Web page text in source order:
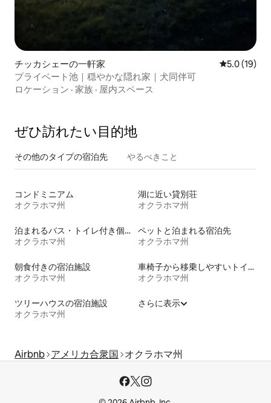
チッカシェーの一軒家 レビュー19
5.0 (19)
プライベート池｜穏やかな隠れ家｜犬同伴可
ロケーション · 家族 · 屋内スペース
ぜひ訪⁠れ⁠た⁠い目⁠的⁠地
その他のタ⁠イ⁠プ⁠の宿⁠泊⁠先 やるべきこと
コンドミニアム
オクラホマ州
湖に近い貸別荘
オクラホマ州
泊まれるバス・トイレ付き個室
オクラホマ州
ペットと泊まれる宿泊先
オクラホマ州
朝食付きの宿泊施設
オクラホマ州
車椅子から移乗しやすいトイレ付きの宿泊施設
オクラホマ州
ツリーハウスの宿泊施設
オクラホマ州
さらに表示
Airbnb アメリカ合衆国 オクラホマ州